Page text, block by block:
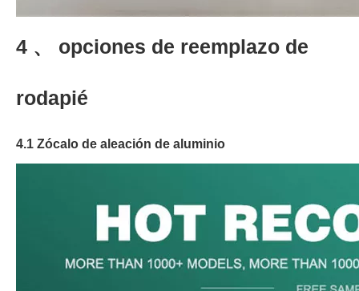
4 、 opciones de reemplazo de
rodapié
4.1 Zócalo de aleación de aluminio